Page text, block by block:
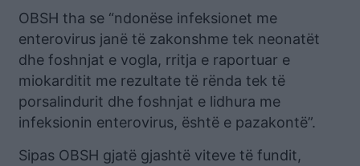
OBSH tha se “ndonëse infeksionet me
enterovirus janë të zakonshme tek neonatët
dhe foshnjat e vogla, rritja e raportuar e
miokarditit me rezultate të rënda tek të
porsalindurit dhe foshnjat e lidhura me
infeksionin enterovirus, është e pazakontë”.
Sipas OBSH gjatë gjashtë viteve të fundit,